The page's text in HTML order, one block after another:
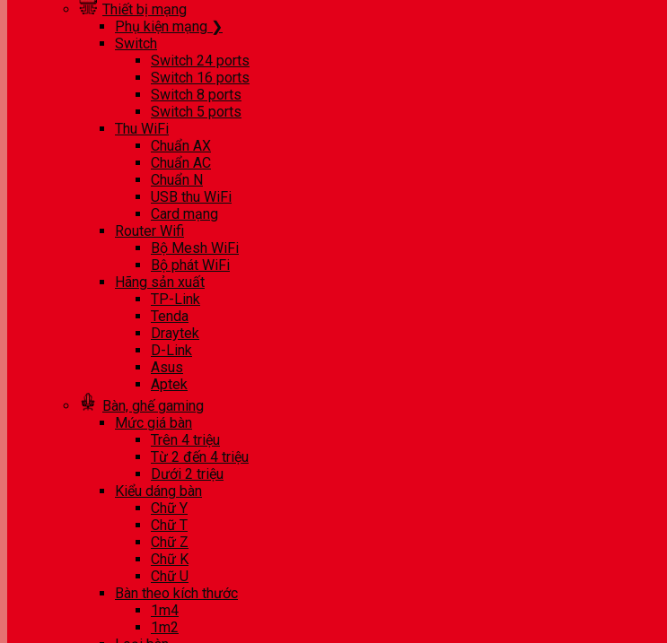
Thiết bị mạng
Phụ kiện mạng ❯
Switch
Switch 24 ports
Switch 16 ports
Switch 8 ports
Switch 5 ports
Thu WiFi
Chuẩn AX
Chuẩn AC
Chuẩn N
USB thu WiFi
Card mạng
Router Wifi
Bộ Mesh WiFi
Bộ phát WiFi
Hãng sản xuất
TP-Link
Tenda
Draytek
D-Link
Asus
Aptek
Bàn, ghế gaming
Mức giá bàn
Trên 4 triệu
Từ 2 đến 4 triệu
Dưới 2 triệu
Kiểu dáng bàn
Chữ Y
Chữ T
Chữ Z
Chữ K
Chữ U
Bàn theo kích thước
1m4
1m2